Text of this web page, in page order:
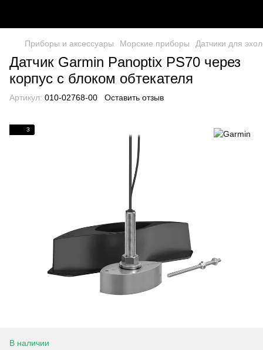
Приборы и аксессуары Морские приборы Датчики для
Датчик Garmin Panoptix PS70 через
корпус с блоком обтекателя
Артикул: 010-02768-00 Оставить отзыв
3
В наличии